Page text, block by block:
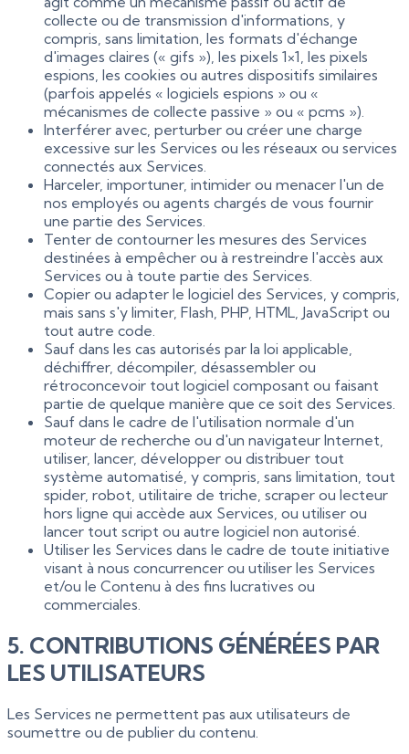
collecte ou de transmission d'informations, y
compris, sans limitation, les formats d'échange
d'images claires (« gifs »), les pixels 1×1, les pixels
espions, les cookies ou autres dispositifs similaires
(parfois appelés « logiciels espions » ou «
mécanismes de collecte passive » ou « pcms »).
Interférer avec, perturber ou créer une charge
excessive sur les Services ou les réseaux ou services
connectés aux Services.
Harceler, importuner, intimider ou menacer l'un de
nos employés ou agents chargés de vous fournir
une partie des Services.
Tenter de contourner les mesures des Services
destinées à empêcher ou à restreindre l'accès aux
Services ou à toute partie des Services.
Copier ou adapter le logiciel des Services, y compris,
mais sans s'y limiter, Flash, PHP, HTML, JavaScript ou
tout autre code.
Sauf dans les cas autorisés par la loi applicable,
déchiffrer, décompiler, désassembler ou
rétroconcevoir tout logiciel composant ou faisant
partie de quelque manière que ce soit des Services.
Sauf dans le cadre de l'utilisation normale d'un
moteur de recherche ou d'un navigateur Internet,
utiliser, lancer, développer ou distribuer tout
système automatisé, y compris, sans limitation, tout
spider, robot, utilitaire de triche, scraper ou lecteur
hors ligne qui accède aux Services, ou utiliser ou
lancer tout script ou autre logiciel non autorisé.
Utiliser les Services dans le cadre de toute initiative
visant à nous concurrencer ou utiliser les Services
et/ou le Contenu à des fins lucratives ou
commerciales.
5. CONTRIBUTIONS GÉNÉRÉES PAR
LES UTILISATEURS
Les Services ne permettent pas aux utilisateurs de
soumettre ou de publier du contenu.